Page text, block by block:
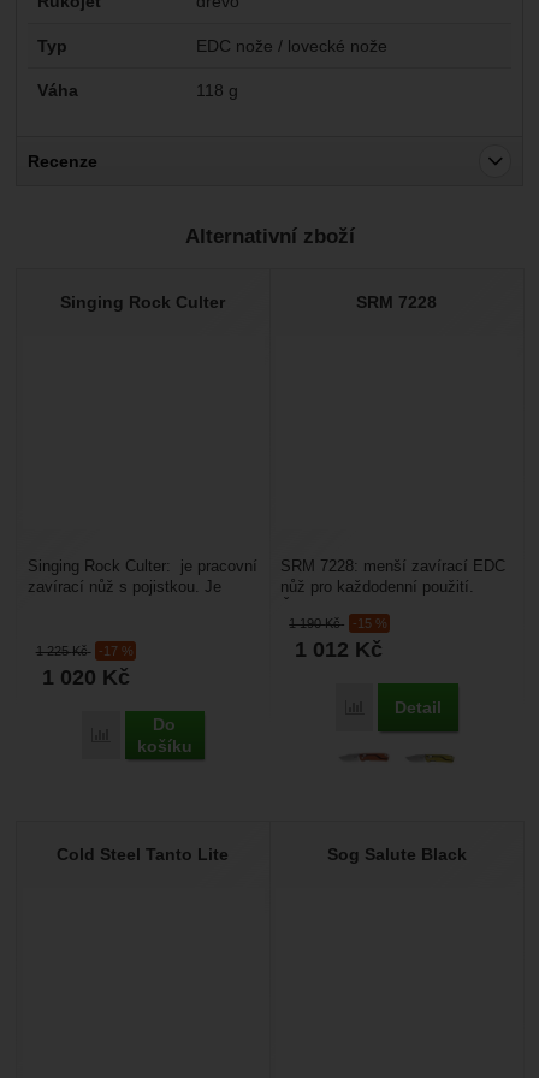
Typ EDC nože / lovecké nože
Váha 118 g
Recenze
Nebyla přidána žádná recenze.
Alternativní zboží
Singing Rock Culter
1 225Kč -17 %
1 020 Kč
Porovnat
Do
košíku
Singing Rock Culter: je pracovní
zavírací nůž s pojistkou. Je
SRM 7228
1 190Kč -15 %
1 012 Kč
Porovnat
Detail
SRM 7228: menší zavírací EDC
nůž pro každodenní použití.
vyrobena z velmi...
Cold Steel Tanto Lite Sog Salute Black